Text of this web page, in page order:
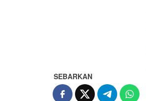
SEBARKAN